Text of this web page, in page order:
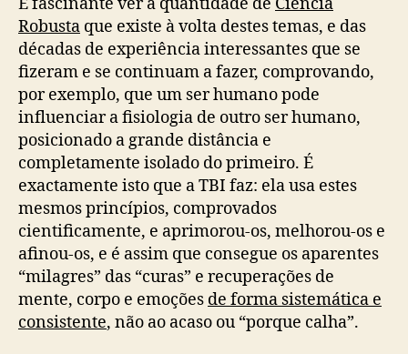
Robusta que existe à volta destes temas, e das
décadas de experiência interessantes que se
fizeram e se continuam a fazer, comprovando,
por exemplo, que um ser humano pode
influenciar a fisiologia de outro ser humano,
posicionado a grande distância e
completamente isolado do primeiro. É
exactamente isto que a TBI faz: ela usa estes
mesmos princípios, comprovados
cientificamente, e aprimorou-os, melhorou-os e
afinou-os, e é assim que consegue os aparentes
“milagres” das “curas” e recuperações de
mente, corpo e emoções de forma sistemática e
consistente, não ao acaso ou “porque calha”.